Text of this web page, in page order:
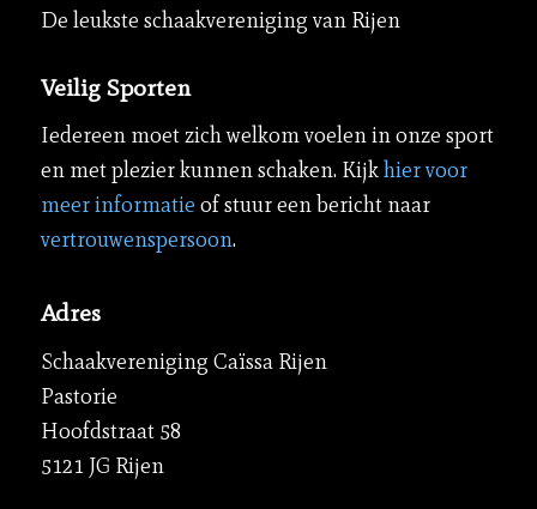
De leukste schaakvereniging van Rijen
Veilig Sporten
Iedereen moet zich welkom voelen in onze sport
en met plezier kunnen schaken. Kijkhier voor
meer informatie of stuur een bericht naar
vertrouwenspersoon.
Adres
Schaakvereniging Caïssa Rijen
Pastorie
Hoofdstraat 58
5121 JG Rijen